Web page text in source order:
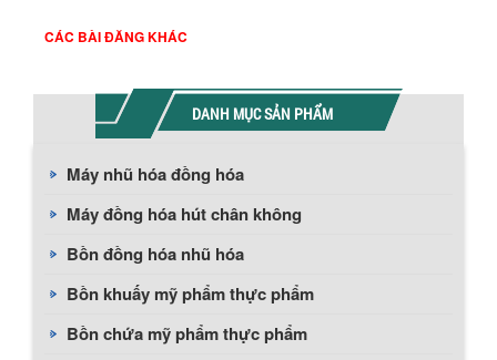
CÁC BÀI ĐĂNG KHÁC
DANH MỤC SẢN PHẨM
Máy nhũ hóa đồng hóa
Máy đồng hóa hút chân không
Bồn đồng hóa nhũ hóa
Bồn khuấy mỹ phẩm thực phẩm
Bồn chứa mỹ phẩm thực phẩm